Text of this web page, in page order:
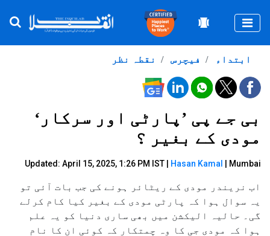
نقطہ نظر فیچرس ابتداء
بی جے پی ’پارٹی اور سرکار‘
مودی کے بغیر ؟
Updated: April 15, 2025, 1:26 PM IST | Hasan Kamal | Mumbai
اب نریندر مودی کے ریٹائر ہونے کی جب بات آئی تو
یہ سوال ہوا کہ پارٹی مودی کے بغیر کیا کام کرلے
گی۔ حالیہ الیکشن میں بھی ساری دنیا کو یہ علم
ہوا کہ مودی جی کا وہ چمتکار کہ کوئی ان کا نام